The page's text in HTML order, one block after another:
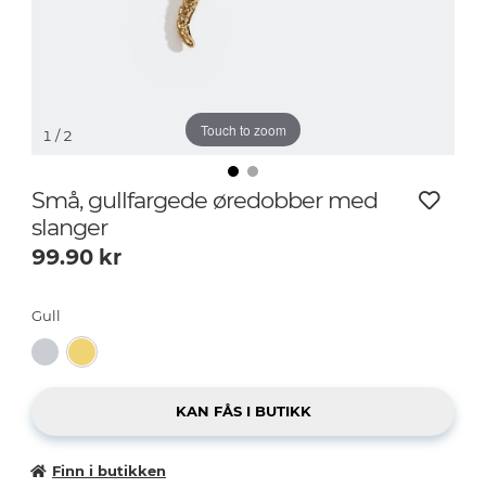
Touch to zoom
1 / 2
Små, gullfargede øredobber med
slanger
99.90 kr
Gull
Finn i butikken